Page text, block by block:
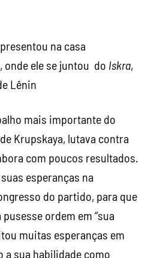
na casa
onde ele se juntou do Iskra,
Lênin
mais importante do
Krupskaya, lutava contra
com poucos resultados.
esperanças na
do partido, para que
ordem em “sua
muitas esperanças em
a sua habilidade como